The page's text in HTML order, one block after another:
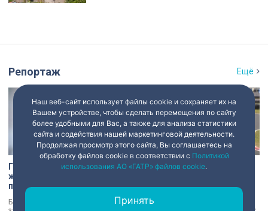
Репортаж Ещё
Голый мужчина в квартире
жены: экс-сотрудник
прокуратуры рассказал,
почему совершил убийство
Бывший работник прокуратуры,
Участники СВО приняли
специальных адаптивных
Новые возможности для
Наш веб-сайт использует файлы cookie и сохраняет их на
Вашем устройстве, чтобы сделать перемещения по сайту
более удобными для Вас, а также для анализа статистики
сайта и содействия нашей маркетинговой деятельности.
Продолжая просмотр этого сайта, Вы соглашаетесь на
обработку файлов cookie в соответствии с Политикой
использования АО «ГАТР» файлов cookie.
Принять